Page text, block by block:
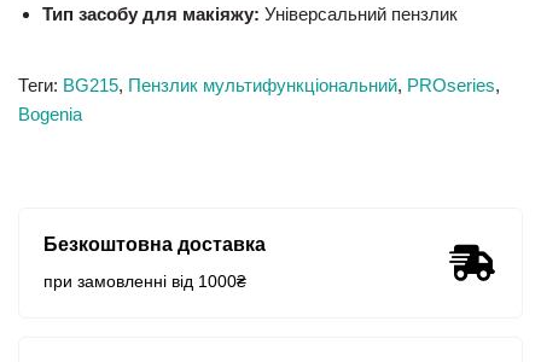
Тип засобу для макіяжу: Універсальний пензлик
Теги: BG215, Пензлик мультифункціональний, PROseries,
Bogenia
Безкоштовна доставка
при замовленні від 1000₴